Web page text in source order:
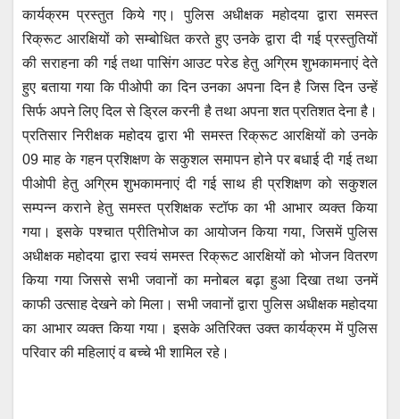
कार्यक्रम प्रस्तुत किये गए। पुलिस अधीक्षक महोदया द्वारा समस्त
रिक्रूट आरक्षियों को सम्बोधित करते हुए उनके द्वारा दी गई प्रस्तुतियों
की सराहना की गई तथा पासिंग आउट परेड हेतु अग्रिम शुभकामनाएं देते
हुए बताया गया कि पीओपी का दिन उनका अपना दिन है जिस दिन उन्हें
सिर्फ अपने लिए दिल से ड्रिल करनी है तथा अपना शत प्रतिशत देना है।
प्रतिसार निरीक्षक महोदय द्वारा भी समस्त रिक्रूट आरक्षियों को उनके
09 माह के गहन प्रशिक्षण के सकुशल समापन होने पर बधाई दी गई तथा
पीओपी हेतु अग्रिम शुभकामनाएं दी गई साथ ही प्रशिक्षण को सकुशल
सम्पन्न कराने हेतु समस्त प्रशिक्षक स्टॉफ का भी आभार व्यक्त किया
गया। इसके पश्चात प्रीतिभोज का आयोजन किया गया, जिसमें पुलिस
अधीक्षक महोदया द्वारा स्वयं समस्त रिक्रूट आरक्षियों को भोजन वितरण
किया गया जिससे सभी जवानों का मनोबल बढ़ा हुआ दिखा तथा उनमें
काफी उत्साह देखने को मिला। सभी जवानों द्वारा पुलिस अधीक्षक महोदया
का आभार व्यक्त किया गया। इसके अतिरिक्त उक्त कार्यक्रम में पुलिस
परिवार की महिलाएं व बच्चे भी शामिल रहे।